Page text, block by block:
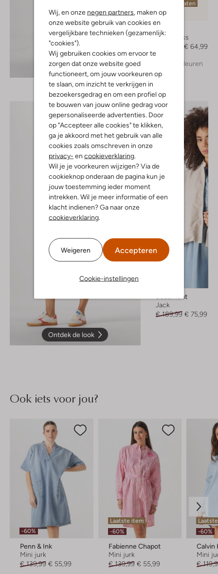
Wij, en onze negen partners, maken op
onze website gebruik van cookies en
vergelijkbare technieken (gezamenlijk:
"cookies").
Wij gebruiken cookies om ervoor te
zorgen dat onze website goed
functioneert, om jouw voorkeuren op
te slaan, om inzicht te verkrijgen in
bezoekersgedrag en om een profiel op
te bouwen van jouw online gedrag voor
gepersonaliseerde advertenties. Door
op "Accepteer alle cookies" te klikken,
ga je akkoord met het gebruik van alle
cookies zoals omschreven in onze
privacy- en cookieverklaring.
Wil je je voorkeuren wijzigen? Via de
cookieknop onderaan de pagina kun je
jouw toestemming ieder moment
intrekken. Wil je meer informatie of een
klacht indienen? Ga naar onze
cookieverklaring.
Weigeren Accepteren
Cookie-instellingen
Ontdek de look
Laatste maten
-50%
Unisa
Slingbacks
€ 64,99
+ meer kleuren
Ontdek de look
Beaumont
Jack
€ 189,99 € 75,99
Ook iets voor jou?
-60%
Penn & Ink
Mini jurk
€ 139,99 € 55,99
Laatste item
-60%
Fabienne Chapot
Mini jurk
€ 139,99 € 55,99
-60%
Calvin
Mini
€